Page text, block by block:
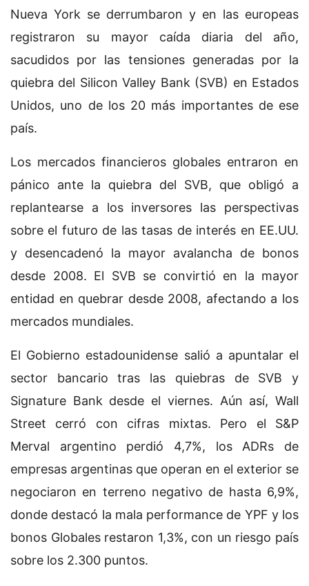
Nueva York se derrumbaron y en las europeas
registraron su mayor caída diaria del año,
sacudidos por las tensiones generadas por la
quiebra del Silicon Valley Bank (SVB) en Estados
Unidos, uno de los 20 más importantes de ese
país.
Los mercados financieros globales entraron en
pánico ante la quiebra del SVB, que obligó a
replantearse a los inversores las perspectivas
sobre el futuro de las tasas de interés en EE.UU.
y desencadenó la mayor avalancha de bonos
desde 2008. El SVB se convirtió en la mayor
entidad en quebrar desde 2008, afectando a los
mercados mundiales.
El Gobierno estadounidense salió a apuntalar el
sector bancario tras las quiebras de SVB y
Signature Bank desde el viernes. Aún así, Wall
Street cerró con cifras mixtas. Pero el S&P
Merval argentino perdió 4,7%, los ADRs de
empresas argentinas que operan en el exterior se
negociaron en terreno negativo de hasta 6,9%,
donde destacó la mala performance de YPF y los
bonos Globales restaron 1,3%, con un riesgo país
sobre los 2.300 puntos.